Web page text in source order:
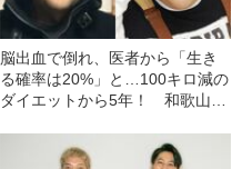
脳出血で倒れ、医者から「生き
る確率は20%」と…100キロ減の
ダイエットから5年！ 和歌山に
HIRO（45）の現在